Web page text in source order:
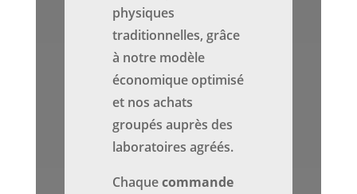
physiques
traditionnelles, grâce
à notre modèle
économique optimisé
et nos achats
groupés auprès des
laboratoires agréés.
Chaquecommande